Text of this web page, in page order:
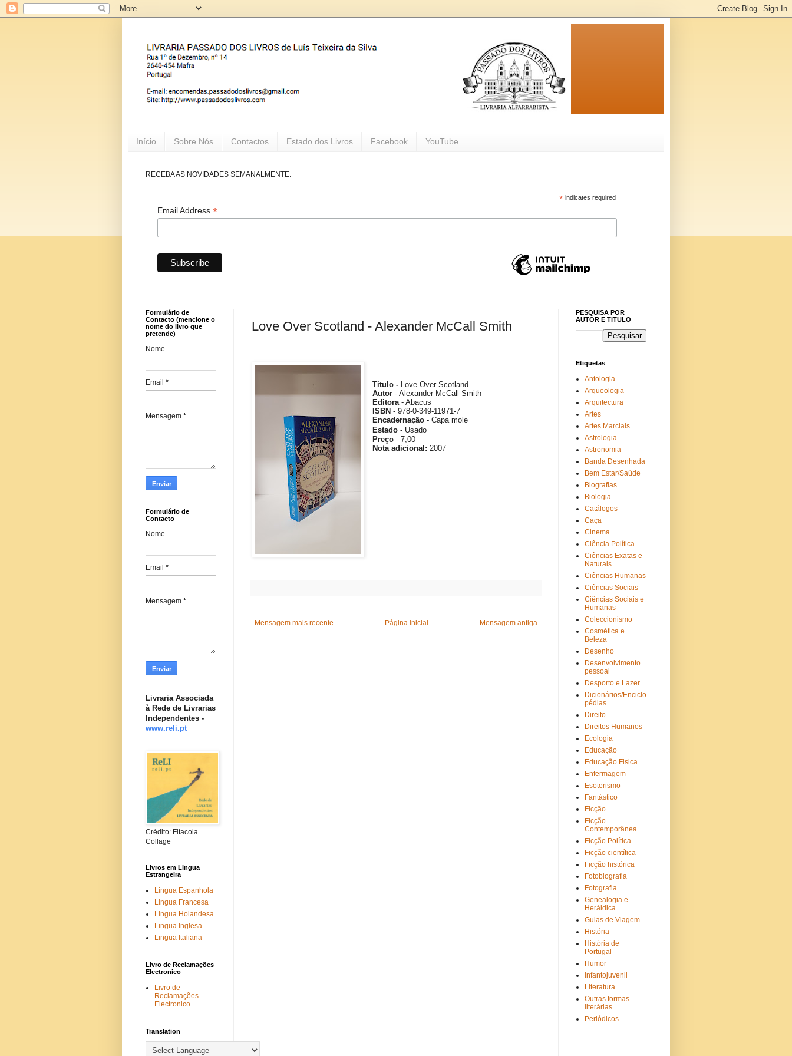
Início Sobre Nós Contactos Estado dos Livros Facebook YouTube
RECEBA AS NOVIDADES SEMANALMENTE:
*indicates required
Email Address *
Love Over Scotland - Alexander McCall Smith
Titulo - Love Over Scotland
Autor - Alexander McCall Smith
Editora- Abacus
ISBN - 978-0-349-11971-7
Encadernação - Capa mole
Estado - Usado
Preço - 7,00
Notaadicional :2007
Mensagem mais recente Mensagem antiga
Página inicial
Formulário de
Contacto (mencione o
nome do livro que
pretende)
Nome
Email *
Mensagem *
Formulário de
Contacto
Nome
Email *
Mensagem *
Livraria Associada
à Rede de Livrarias
Independentes -
www.reli.pt
Crédito: Fitacola
Collage
Livros em Lingua
Estrangeira
Lingua Espanhola
Lingua Francesa
Lingua Holandesa
Lingua Inglesa
Lingua Italiana
Livro de Reclamações
Electronico
Livro de
Reclamações
Electronico
Translation
PESQUISA POR
AUTOR E TITULO
Etiquetas
Antologia
Arqueologia
Arquitectura
Artes
Artes Marciais
Astrologia
Astronomia
Banda Desenhada
Bem Estar/Saúde
Biografias
Biologia
Catálogos
Caça
Cinema
Ciência Política
Ciências Exatas e
Naturais
Ciências Humanas
Ciências Sociais
Ciências Sociais e
Humanas
Coleccionismo
Cosmética e
Beleza
Desenho
Desenvolvimento
pessoal
Desporto e Lazer
Dicionários/Enciclo
pédias
Direito
Direitos Humanos
Ecologia
Educação
Educação Fisica
Enfermagem
Esoterismo
Fantástico
Ficção
Ficção
Contemporânea
Ficção Política
Ficção científica
Ficção histórica
Fotobiografia
Fotografia
Genealogia e
Heráldica
Guias de Viagem
História
História de
Portugal
Humor
Infantojuvenil
Literatura
Outras formas
literárias
Periódicos